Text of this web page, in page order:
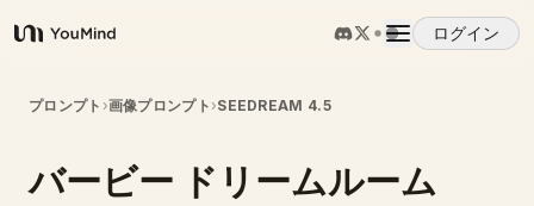
YouMind
ログイン
概要
ユースケース
プロンプト ›画像プロンプト ›SEEDREAM 4.5
バービー ドリームルーム